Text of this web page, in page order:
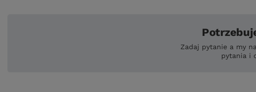
Zadaj pytanie a my
pytania i